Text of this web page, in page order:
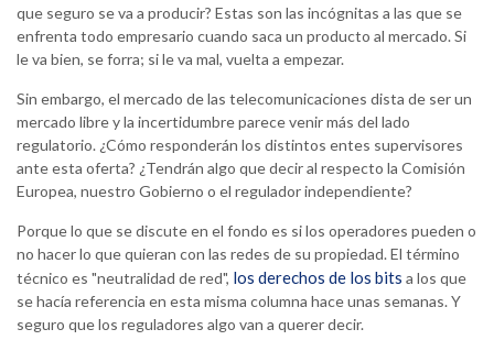
que seguro se va a producir? Estas son las incógnitas a las que se
enfrenta todo empresario cuando saca un producto al mercado. Si
le va bien, se forra; si le va mal, vuelta a empezar.
Sin embargo, el mercado de las telecomunicaciones dista de ser un
mercado libre y la incertidumbre parece venir más del lado
regulatorio. ¿Cómo responderán los distintos entes supervisores
ante esta oferta? ¿Tendrán algo que decir al respecto la Comisión
Europea, nuestro Gobierno o el regulador independiente?
Porque lo que se discute en el fondo es si los operadores pueden o
no hacer lo que quieran con las redes de su propiedad. El término
técnico es "neutralidad de red", los derechos de los bits a los que
se hacía referencia en esta misma columna hace unas semanas. Y
seguro que los reguladores algo van a querer decir.